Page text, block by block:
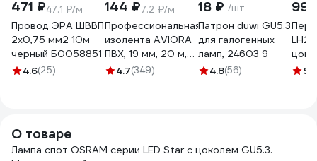
471 ₽47.1 ₽/м
Провод ЭРА ШВВП
2x0,75 мм2 10м
черный Б0058851
4.6(25)
144 ₽7.2 ₽/м
Профессиональная
изолента AVIORA
ПВХ, 19 мм, 20 м,
черная 305-030
4.7(349)
18 ₽ /шт
Патрон duwi GU5.3
для галогенных
ламп, 24603 9
4.8(56)
99
5
О товаре
Лампа спот OSRAM серии LED Star с цоколем GU5.3.